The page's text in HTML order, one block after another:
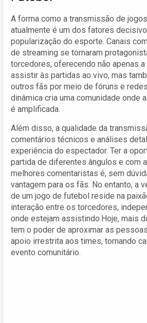
A forma como a transmissão de
atualmente é um dos fatores
popularização do esporte. Canais
de streaming se tornaram
torcedores, oferecendo não apenas
assistir às partidas ao vivo, mas
outros fãs por meio de fóruns e
dinâmica cria uma comunidade onde
é amplificada.
Além disso, a qualidade da
comentários técnicos e análises
experiência do espectador. Ter a
partida de diferentes ângulos e com
melhores comentaristas é, sem
vantagem para os fãs. No entanto, a
de um jogo de futebol reside na
interação entre os torcedores,
onde estejam assistindo.Hoje, mais
tem o poder de aproximar as
apoio irrestrita aos times, tornando
evento comunitário.